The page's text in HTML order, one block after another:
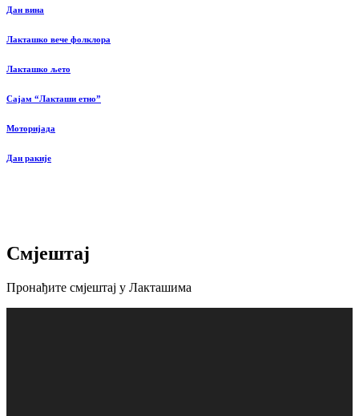
Дан вина
Лакташко вече фолклора
Лакташко љето
Сајам “Лакташи етно”
Моторијада
Дан ракије
Смјештај
Пронађите смјештај у Лакташима